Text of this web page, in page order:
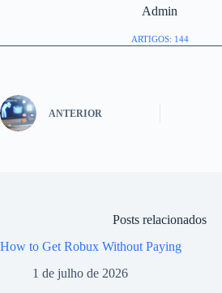
Admin
ARTIGOS: 144
ANTERIOR
Posts relacionados
How to Get Robux Without Paying
1 de julho de 2026